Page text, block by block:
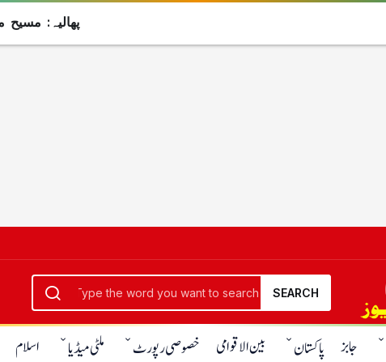
SEARCH
جابز پاکستان بین الاقوامی خصوصی رپورٹ ملٹی میڈیا اسلام
پھالیہ: مسیح